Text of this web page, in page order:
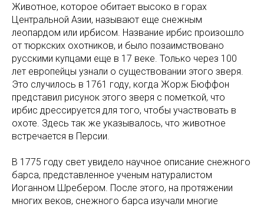
Животное, которое обитает высоко в горах
Центральной Азии, называют еще снежным
леопардом или ирбисом. Название ирбис произошло
от тюркских охотников, и было позаимствовано
русскими купцами еще в 17 веке. Только через 100
лет европейцы узнали о существовании этого зверя.
Это случилось в 1761 году, когда Жорж Бюффон
представил рисунок этого зверя с пометкой, что
ирбис дрессируется для того, чтобы участвовать в
охоте. Здесь так же указывалось, что животное
встречается в Персии.
В 1775 году свет увидело научное описание снежного
барса, представленное ученым натуралистом
Иоганном Шребером. После этого, на протяжении
многих веков, снежного барса изучали многие